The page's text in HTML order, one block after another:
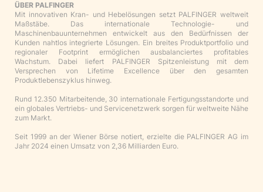
ÜBER PALFINGER
Mit innovativen Kran- und Hebelösungen setzt PALFINGER weltweit
Maßstäbe. Das internationale Technologie- und
Maschinenbauunternehmen entwickelt aus den Bedürfnissen der
Kunden nahtlos integrierte Lösungen. Ein breites Produktportfolio und
regionaler Footprint ermöglichen ausbalanciertes profitables
Wachstum. Dabei liefert PALFINGER Spitzenleistung mit dem
Versprechen von Lifetime Excellence über den gesamten
Produktlebenszyklus hinweg.
Rund 12.350 Mitarbeitende, 30 internationale Fertigungsstandorte und
ein globales Vertriebs- und Servicenetzwerk sorgen für weltweite Nähe
zum Markt.
Seit 1999 an der Wiener Börse notiert, erzielte die PALFINGER AG im
Jahr 2024 einen Umsatz von 2,36 Milliarden Euro.